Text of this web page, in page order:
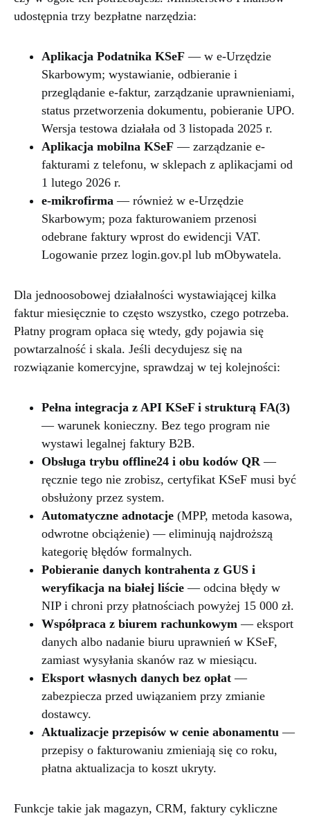
udostępnia trzy bezpłatne narzędzia:
Aplikacja Podatnika KSeF — w e-Urzędzie
Skarbowym; wystawianie, odbieranie i
przeglądanie e-faktur, zarządzanie uprawnieniami,
status przetworzenia dokumentu, pobieranie UPO.
Wersja testowa działała od 3 listopada 2025 r.
Aplikacja mobilna KSeF — zarządzanie e-
fakturami z telefonu, w sklepach z aplikacjami od
1 lutego 2026 r.
e-mikrofirma — również w e-Urzędzie
Skarbowym; poza fakturowaniem przenosi
odebrane faktury wprost do ewidencji VAT.
Logowanie przez login.gov.pl lub mObywatela.
Dla jednoosobowej działalności wystawiającej kilka
faktur miesięcznie to często wszystko, czego potrzeba.
Płatny program opłaca się wtedy, gdy pojawia się
powtarzalność i skala. Jeśli decydujesz się na
rozwiązanie komercyjne, sprawdzaj w tej kolejności:
Pełna integracja z API KSeF i strukturą FA(3)
— warunek konieczny. Bez tego program nie
wystawi legalnej faktury B2B.
Obsługa trybu offline24 i obu kodów QR —
ręcznie tego nie zrobisz, certyfikat KSeF musi być
obsłużony przez system.
Automatyczne adnotacje (MPP, metoda kasowa,
odwrotne obciążenie) — eliminują najdroższą
kategorię błędów formalnych.
Pobieranie danych kontrahenta z GUS i
weryfikacja na białej liście — odcina błędy w
NIP i chroni przy płatnościach powyżej 15 000 zł.
Współpraca z biurem rachunkowym — eksport
danych albo nadanie biuru uprawnień w KSeF,
zamiast wysyłania skanów raz w miesiącu.
Eksport własnych danych bez opłat —
zabezpiecza przed uwiązaniem przy zmianie
dostawcy.
Aktualizacje przepisów w cenie abonamentu —
przepisy o fakturowaniu zmieniają się co roku,
płatna aktualizacja to koszt ukryty.
Funkcje takie jak magazyn, CRM, faktury cykliczne